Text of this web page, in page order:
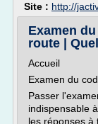
Site : http://
Examen
route |
Accueil
Examen du
Passer
indispensable
les réponses à